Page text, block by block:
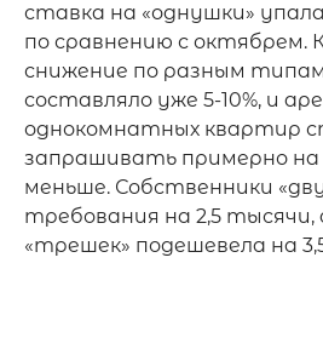
ставка на «однушки»
по сравнению с октябрем.
снижение по разным
составляло уже 5-10%, и
однокомнатных квартир
запрашивать примерно на
меньше. Собственники
требования на 2,5 тысячи,
«трешек» подешевела на